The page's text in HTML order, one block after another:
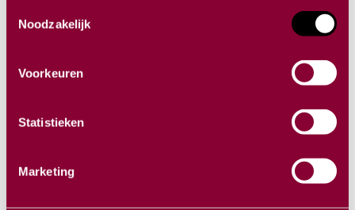
Noodzakelijk
Voorkeuren
Statistieken
Marketing
Teamwork makes the dream